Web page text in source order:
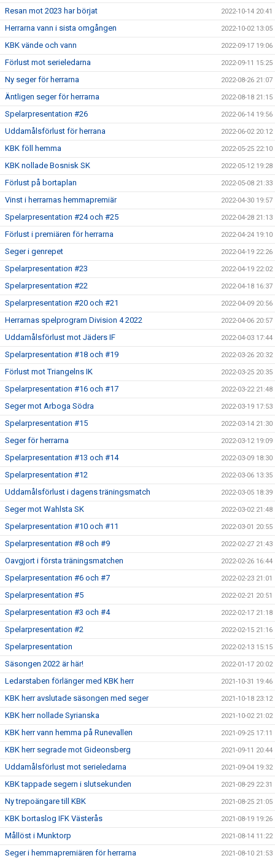
Resan mot 2023 har börjat 2022-10-14 20:41
Herrarna vann i sista omgången 2022-10-02 13:05
KBK vände och vann 2022-09-17 19:06
Förlust mot serieledarna 2022-09-11 15:25
Ny seger för herrarna 2022-08-26 21:07
Äntligen seger för herrarna 2022-08-18 21:15
Spelarpresentation #26 2022-06-14 19:56
Uddamålsförlust för herrana 2022-06-02 20:12
KBK föll hemma 2022-05-25 22:10
KBK nollade Bosnisk SK 2022-05-12 19:28
Förlust på bortaplan 2022-05-08 21:33
Vinst i herrarnas hemmapremiär 2022-04-30 19:57
Spelarpresentation #24 och #25 2022-04-28 21:13
Förlust i premiären för herrarna 2022-04-24 19:10
Seger i genrepet 2022-04-19 22:26
Spelarpresentation #23 2022-04-19 22:02
Spelarpresentation #22 2022-04-18 16:37
Spelarpresentation #20 och #21 2022-04-09 20:56
Herrarnas spelprogram Division 4 2022 2022-04-06 20:57
Uddamålsförlust mot Jäders IF 2022-04-03 17:44
Spelarpresentation #18 och #19 2022-03-26 20:32
Förlust mot Triangelns IK 2022-03-25 20:35
Spelarpresentation #16 och #17 2022-03-22 21:48
Seger mot Arboga Södra 2022-03-19 17:53
Spelarpresentation #15 2022-03-14 21:30
Seger för herrarna 2022-03-12 19:09
Spelarpresentation #13 och #14 2022-03-09 18:30
Spelarpresentation #12 2022-03-06 13:35
Uddamålsförlust i dagens träningsmatch 2022-03-05 18:39
Seger mot Wahlsta SK 2022-03-02 21:48
Spelarpresentation #10 och #11 2022-03-01 20:55
Spelarpresentation #8 och #9 2022-02-27 21:43
Oavgjort i första träningsmatchen 2022-02-26 16:44
Spelarpresentation #6 och #7 2022-02-23 21:01
Spelarpresentation #5 2022-02-21 20:51
Spelarpresentation #3 och #4 2022-02-17 21:18
Spelarpresentation #2 2022-02-15 21:16
Spelarpresentation 2022-02-13 15:15
Säsongen 2022 är här! 2022-01-17 20:02
Ledarstaben förlänger med KBK herr 2021-10-31 19:46
KBK herr avslutade säsongen med seger 2021-10-18 23:12
KBK herr nollade Syrianska 2021-10-02 21:02
KBK herr vann hemma på Runevallen 2021-09-25 17:11
KBK herr segrade mot Gideonsberg 2021-09-11 20:44
Uddamålsförlust mot serieledarna 2021-09-04 19:32
KBK tappade segern i slutsekunden 2021-08-29 22:31
Ny trepoängare till KBK 2021-08-25 21:05
KBK bortaslog IFK Västerås 2021-08-19 19:26
Mållöst i Munktorp 2021-08-14 11:22
Seger i hemmapremiären för herrarna 2021-08-10 21:53